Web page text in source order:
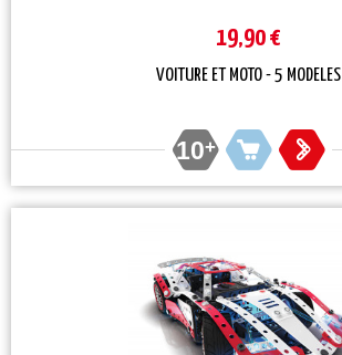
19,90 €
VOITURE ET MOTO - 5 MODELES
10+